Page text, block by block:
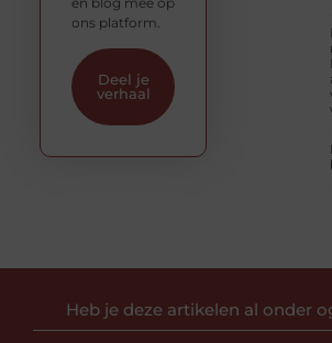
ons platform.
Deel je
verhaal
Heb je deze artikelen al onder